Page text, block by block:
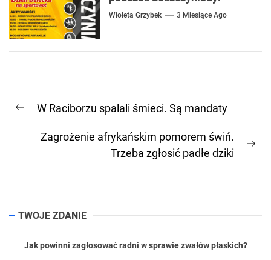
Wioleta Grzybek 3 Miesiące Ago
wpisu
Previous
W Raciborzu spalali śmieci. Są mandaty
Zagrożenie afrykańskim pomorem świń.
Trzeba zgłosić padłe dziki
TWOJE ZDANIE
Jak powinni zagłosować radni w sprawie zwałów płaskich?